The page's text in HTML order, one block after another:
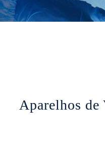
Aparelhos de